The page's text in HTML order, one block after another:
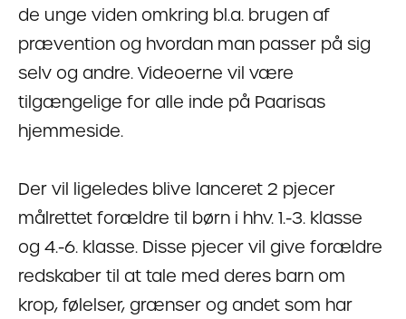
de unge viden omkring bl.a. brugen af
prævention og hvordan man passer på sig
selv og andre. Videoerne vil være
tilgængelige for alle inde på Paarisas
hjemmeside.
Der vil ligeledes blive lanceret 2 pjecer
målrettet forældre til børn i hhv. 1.-3. klasse
og 4.-6. klasse. Disse pjecer vil give forældre
redskaber til at tale med deres barn om
krop, følelser, grænser og andet som har